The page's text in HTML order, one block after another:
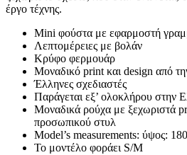
έργο τέχνης.
Mini φούστα με εφαρμοστή
Λεπτομέρειες με βολάν
Κρύφο φερμουάρ
Μοναδικό print και design από
Έλληνες σχεδιαστές
Παράγεται εξ’ ολοκλήρου στην
Μοναδικά ρούχα με ξεχωριστά
προσωπικού στυλ
Model’s measurements: ύψος:
Το μοντέλο φοράει S/M